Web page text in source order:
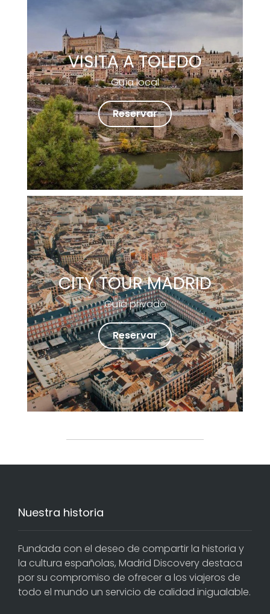
VISITA A TOLEDO
Guía local
Reservar
CITY TOUR MADRID
Guía privado
Reservar
Nuestra historia
Fundada con el deseo de compartir la historia y
la cultura españolas, Madrid Discovery destaca
por su compromiso de ofrecer a los viajeros de
todo el mundo un servicio de calidad inigualable.